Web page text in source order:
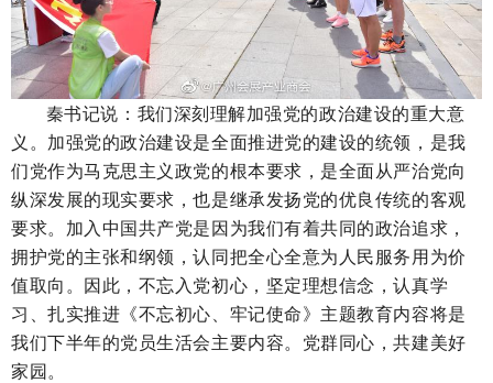
秦书记说：我们深刻理解加强党的政治建设的重大意
义。加强党的政治建设是全面推进党的建设的统领，是我
们党作为马克思主义政党的根本要求，是全面从严治党向
纵深发展的现实要求，也是继承发扬党的优良传统的客观
要求。加入中国共产党是因为我们有着共同的政治追求，
拥护党的主张和纲领，认同把全心全意为人民服务用为价
值取向。因此，不忘入党初心，坚定理想信念，认真学
习、扎实推进《不忘初心、牢记使命》主题教育内容将是
我们下半年的党员生活会主要内容。党群同心，共建美好
家园。